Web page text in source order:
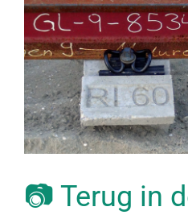
📷 Terug in